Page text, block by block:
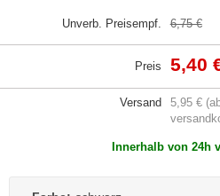
Unverb. Preisempf. 6,75 €
Preis 5,40
Versand
5,95 €
Innerhalb von 24h